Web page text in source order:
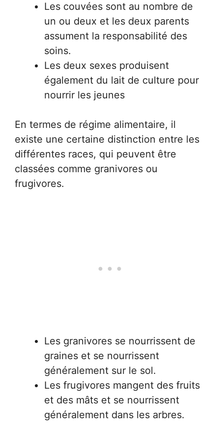
Les couvées sont au nombre de
un ou deux et les deux parents
assument la responsabilité des
soins.
Les deux sexes produisent
également du lait de culture pour
nourrir les jeunes
En termes de régime alimentaire, il
existe une certaine distinction entre les
différentes races, qui peuvent être
classées comme granivores ou
frugivores.
Les granivores se nourrissent de
graines et se nourrissent
généralement sur le sol.
Les frugivores mangent des fruits
et des mâts et se nourrissent
généralement dans les arbres.